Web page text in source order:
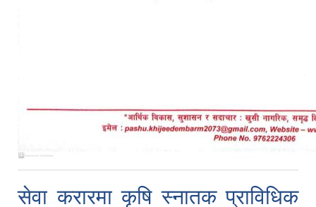
सेवा करारमा कृषि स्नातक प्राविधिक